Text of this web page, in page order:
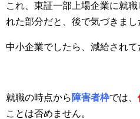
これ、東証一部上場企業に就
れた部分だと、後で気づきまし
中小企業でしたら、減給されて
就職の時点から 障害者枠では、
ことは否めません。